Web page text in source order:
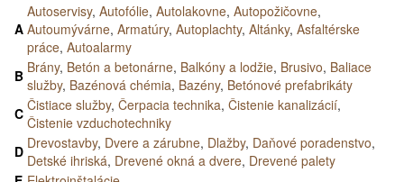
A
Autoservisy, Autofólie, Autolakovne, Autopožičovne,
Autoumývárne, Armatúry, Autoplachty, Altánky, Asfaltérske
práce, Autoalarmy
B Brány, Betón a betonárne, Balkóny a lodžie, Brusivo, Baliace
služby, Bazénová chémia, Bazény, Betónové prefabrikáty
C Čistiace služby, Čerpacia technika, Čistenie kanalizácií,
Čistenie vzduchotechniky
D Drevostavby, Dvere a zárubne, Dlažby, Daňové poradenstvo,
Detské ihriská, Drevené okná a dvere, Drevené palety